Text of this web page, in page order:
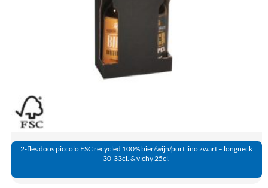
2-fles doos piccolo FSC recycled 100% bier/wijn/port lino zwart – longneck
30-33cl. & vichy 25cl.